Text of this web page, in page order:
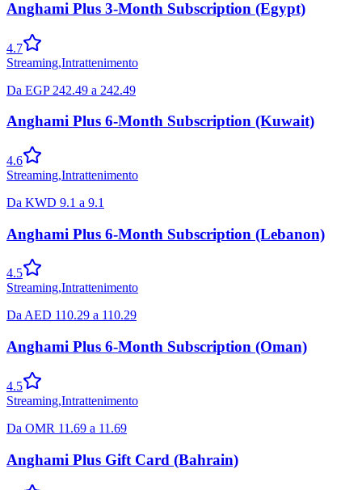
Anghami Plus 3-Month Subscription (Egypt)
4.7
Streaming,Intrattenimento
Da EGP 242.49 a 242.49
Anghami Plus 6-Month Subscription (Kuwait)
4.6
Streaming,Intrattenimento
Da KWD 9.1 a 9.1
Anghami Plus 6-Month Subscription (Lebanon)
4.5
Streaming,Intrattenimento
DaAED 110.29 a 110.29
Anghami Plus 6-Month Subscription (Oman)
4.5
Streaming,Intrattenimento
Da OMR 11.69 a 11.69
Anghami Plus Gift Card (Bahrain)